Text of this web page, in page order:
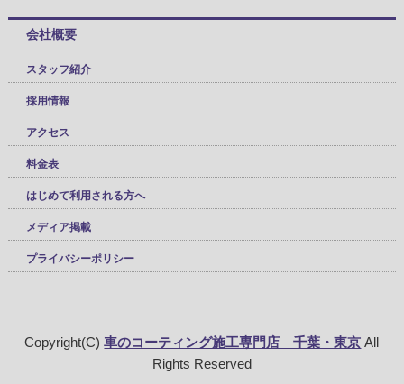
会社概要
スタッフ紹介
採用情報
アクセス
料金表
はじめて利用される方へ
メディア掲載
プライバシーポリシー
Copyright(C)車のコーティング施工専門店 千葉・東京 All
Rights Reserved